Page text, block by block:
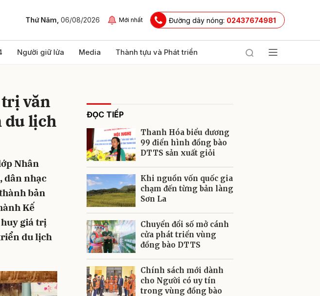
Thứ Năm, 06/08/2026 Mới nhất Đường dây nóng: 02437674981
Người giữ lửa Media Thành tựu và Phát triển
văn
du lịch
Nhân
dân nhạc
bản
Kế
giá trị
du lịch
ĐỌC TIẾP
Thanh Hóa biểu dương
99 điển hình đồng bào
DTTS sản xuất giỏi
Khi nguồn vốn quốc gia
chạm đến từng bản làng
Sơn La
Chuyển đổi số mở cánh
cửa phát triển vùng
đồng bào DTTS
Chính sách mới dành
cho Người có uy tín
trong vùng đồng bào
Gửi